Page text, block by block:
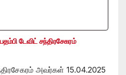
டேவிட் சந்திரசேகரம்
அவர்கள் 15.04.2025